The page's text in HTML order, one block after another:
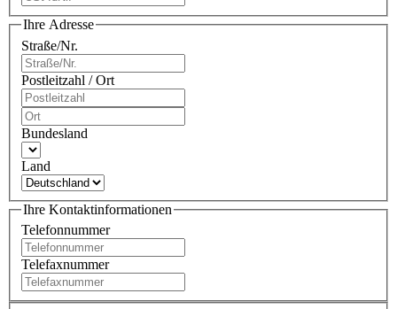
Ihre Adresse
Straße/Nr.
Postleitzahl / Ort
Bundesland
Land
Ihre Kontaktinformationen
Telefonnummer
Telefaxnummer